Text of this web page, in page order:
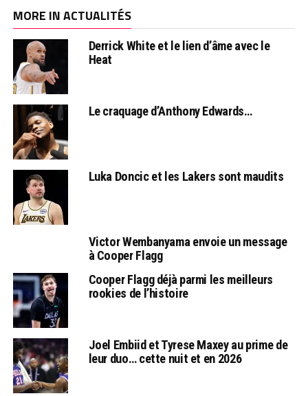
MORE IN ACTUALITÉS
Derrick White et le lien d’âme avec le
Heat
Le craquage d’Anthony Edwards…
Luka Doncic et les Lakers sont maudits
Victor Wembanyama envoie un message
à Cooper Flagg
Cooper Flagg déjà parmi les meilleurs
rookies de l’histoire
Joel Embiid et Tyrese Maxey au prime de
leur duo… cette nuit et en 2026